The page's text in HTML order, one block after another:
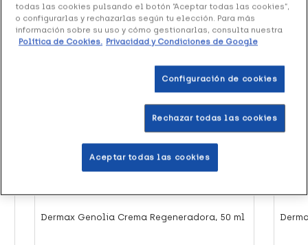
Productos similares
Dermax Genolia Crema Regeneradora, 50 ml
todas las cookies pulsando el botón “Aceptar todas las cookies”,
o configurarlas y rechazarlas según tu elección. Para más
información sobre su uso y cómo gestionarlas, consulta nuestra
Política de Cookies. Privacidad y Condiciones de Google
Configuración de cookies
Rechazar todas las cookies
Aceptar todas las cookies